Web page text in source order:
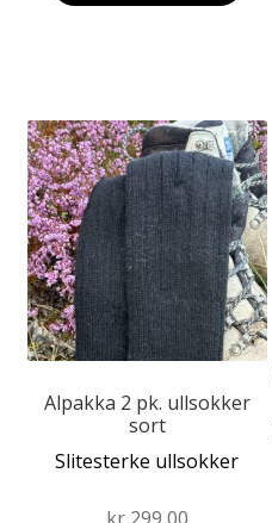
Alpakka 2 pk. ullsokker
sort
Slitesterke ullsokker
Dette
produktet
har
flere
varianter.
Alternativene
kan
velges
produktsiden